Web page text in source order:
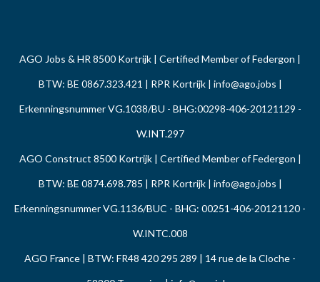
AGO Jobs & HR 8500 Kortrijk | Certified Member of Federgon |
BTW: BE 0867.323.421 | RPR Kortrijk | info@ago.jobs |
Erkenningsnummer VG.1038/BU - BHG:00298-406-20121129 -
W.INT.297
AGO Construct 8500 Kortrijk | Certified Member of Federgon |
BTW: BE 0874.698.785 | RPR Kortrijk | info@ago.jobs |
Erkenningsnummer VG.1136/BUC - BHG: 00251-406-20121120 -
W.INTC.008
AGO France | BTW: FR48 420 295 289 | 14 rue de la Cloche -